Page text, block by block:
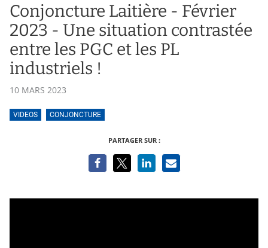
Conjoncture Laitière - Février
2023 - Une situation contrastée
entre les PGC et les PL
industriels !
10 MARS 2023
VIDEOS CONJONCTURE
PARTAGER SUR :